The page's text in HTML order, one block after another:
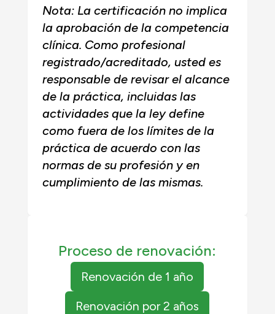
Nota: La certificación no implica
la aprobación de la competencia
clínica. Como profesional
registrado/acreditado, usted es
responsable de revisar el alcance
de la práctica, incluidas las
actividades que la ley define
como fuera de los límites de la
práctica de acuerdo con las
normas de su profesión y en
cumplimiento de las mismas.
Proceso de renovación:
Renovación de 1 año
Renovación por 2 años